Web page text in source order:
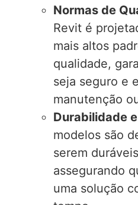
Normas de
Revit é
mais altos
qualidade,
seja seguro e
manutenção
Durabilidade
modelos são
serem
assegurando
uma solução